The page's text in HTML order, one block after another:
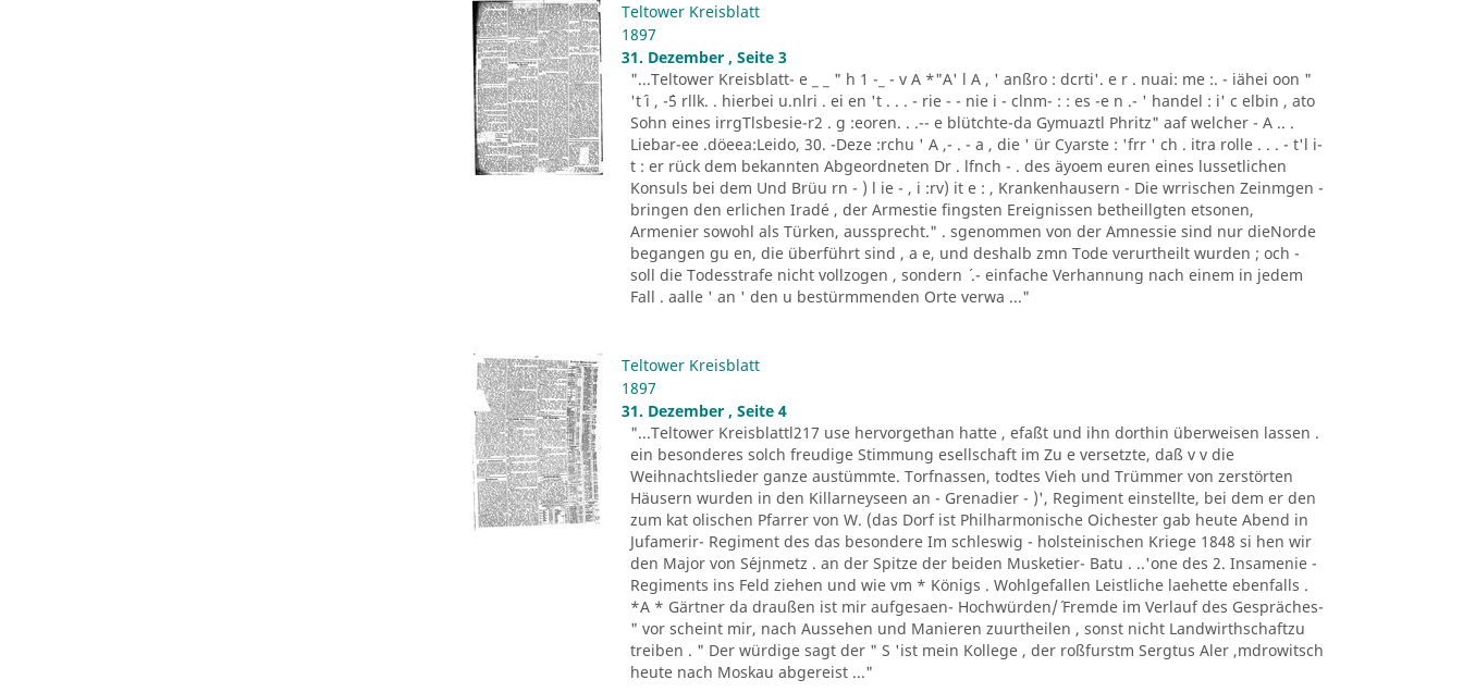
Teltower Kreisblatt
1897
31. Dezember , Seite 3
"...Teltower Kreisblatt- e _ _ " h 1 -_ - v A *"A' l A , ' anßro : dcrti'. e r . nuai: me :. - iähei oon "
't´ i , -´5 rllk. . hierbei u.nlri . ei en 't . . . - rie - - nie i - clnm- : : es -e n .- ' handel : i' c elbin , ato
Sohn eines irrgTlsbesie-r2 . g :eoren. . .-- e blütchte-da Gymuaztl Phritz" aaf welcher - A .. .
Liebar-ee .döeea:Leido, 30. -Deze :rchu ' A ,- . - a , die ' ür Cyarste : 'frr ' ch . itra rolle . . . - t'l i-
t : er rück dem bekannten Abgeordneten Dr . lfnch - . des äyoem euren eines lussetlichen
Konsuls bei dem Und Brüu rn - ) l ie - , i :rv) it e : , Krankenhausern - Die wrrischen Zeinmgen -
bringen den erlichen Iradé , der Armestie fingsten Ereignissen betheillgten etsonen,
Armenier sowohl als Türken, aussprecht." . sgenommen von der Amnessie sind nur dieNorde
begangen gu en, die überführt sind , a e, und deshalb zmn Tode verurtheilt wurden ; och -
soll die Todesstrafe nicht vollzogen , sondern ´ .- einfache Verhannung nach einem in jedem
Fall . aalle ' an ' den u bestürmmenden Orte verwa ..."
Teltower Kreisblatt
1897
31. Dezember , Seite 4
"...Teltower Kreisblattl217 use hervorgethan hatte , efaßt und ihn dorthin überweisen lassen .
ein besonderes solch freudige Stimmung esellschaft im Zu e versetzte, daß v v die
Weihnachtslieder ganze austümmte. Torfnassen, todtes Vieh und Trümmer von zerstörten
Häusern wurden in den Killarneyseen an - Grenadier - )', Regiment einstellte, bei dem er den
zum kat olischen Pfarrer von W. (das Dorf ist Philharmonische Oichester gab heute Abend in
Jufamerir- Regiment des das besondere Im schleswig - holsteinischen Kriege 1848 si hen wir
den Major von S´ejnmetz . an der Spitze der beiden Musketier- Batu . ..'one des 2. Insamenie -
Regiments ins Feld ziehen und wie vm * Königs . Wohlgefallen Leistliche laehette ebenfalls .
*A * Gärtner da draußen ist mir aufgesaen- Hochwürden/´ Fremde im Verlauf des Gespräches-
" vor scheint mir, nach Aussehen und Manieren zuurtheilen , sonst nicht Landwirthschaftzu
treiben . " Der würdige sagt der " S 'ist mein Kollege , der roßfurstm Sergtus Aler ,mdrowitsch
heute nach Moskau abgereist ..."